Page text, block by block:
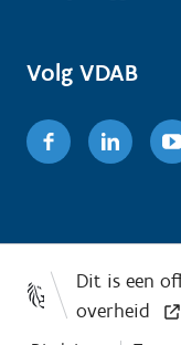
Volg VDAB
Facebook